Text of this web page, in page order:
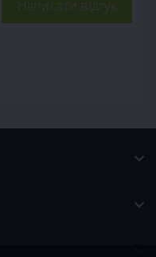
Написати відгук